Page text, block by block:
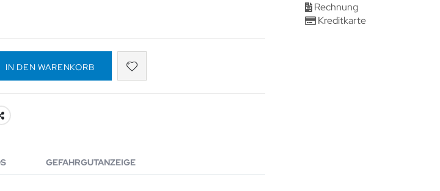
IN DEN WARENKORB
GEFAHRGUTANZEIGE
Rechnung
Kreditkarte